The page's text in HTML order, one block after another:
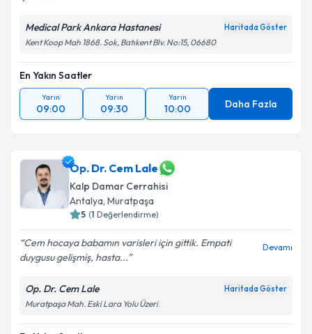
Medical Park Ankara Hastanesi Haritada Göster
Kent Koop Mah 1868. Sok, Batıkent Blv. No:15, 06680
En Yakın Saatler
Yarın
09:00
Yarın
09:30
Yarın
10:00 Daha Fazla
Op. Dr. Cem Lale
Kalp Damar Cerrahisi
Antalya, Muratpaşa
5 (1 Değerlendirme)
Cem hocaya babamın varisleri için gittik. Empati
duygusu gelişmiş, hasta...
Devamı
Op. Dr. Cem Lale Haritada Göster
Muratpaşa Mah. Eski Lara Yolu Üzeri